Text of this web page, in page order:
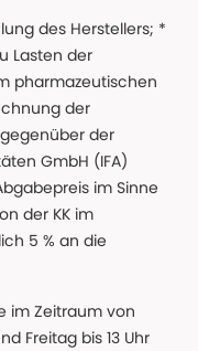
des Herstellers; *
Lasten der
pharmazeutischen
der
der
GmbH (IFA)
im Sinne
der KK im
5 % an die
im Zeitraum von
Freitag bis 13 Uhr